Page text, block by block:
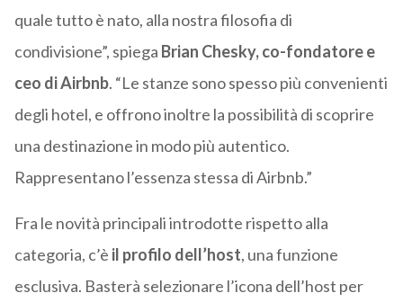
quale tutto è nato, alla nostra filosofia di
condivisione”, spiega Brian Chesky, co-fondatore e
ceo di Airbnb. “Le stanze sono spesso più convenienti
degli hotel, e offrono inoltre la possibilità di scoprire
una destinazione in modo più autentico.
Rappresentano l’essenza stessa di Airbnb.”
Fra le novità principali introdotte rispetto alla
categoria, c’è il profilo dell’host, una funzione
esclusiva. Basterà selezionare l’icona dell’host per